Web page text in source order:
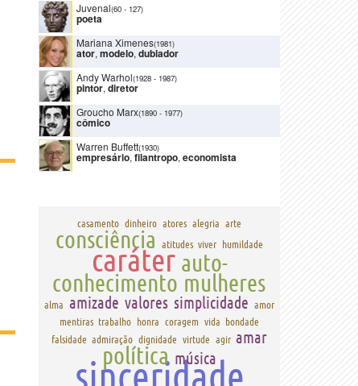
Juvenal(60 - 127)
poeta
Mariana Ximenes(1981)
ator, modelo, dublador
Andy Warhol(1928 - 1987)
pintor, diretor
Groucho Marx(1890 - 1977)
cômico
Warren Buffett(1930)
empresário, filantropo, economista
casamento dinheiro atores alegria arte
consciência atitudes viver humildade
caráter auto-
conhecimento mulheres
alma amizade valores simplicidade amor
mentiras trabalho honra coragem vida
bondade
falsidade admiração dignidade virtude agir amar
política música
sinceridade